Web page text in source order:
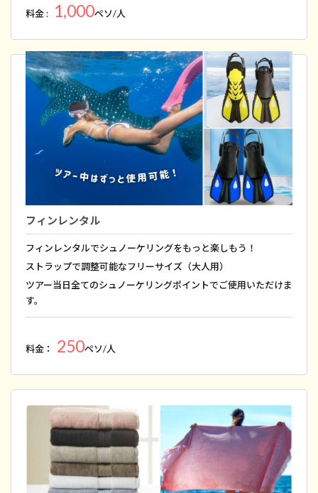
料金 : 1,000ペソ/人
フィンレンタル
フィンレンタルでシュノーケリングをもっと楽しもう！
ストラップで調整可能なフリーサイズ（大人用）
ツアー当日全てのシュノーケリングポイントでご使用いただけま
す。
料金： 250ペソ/人